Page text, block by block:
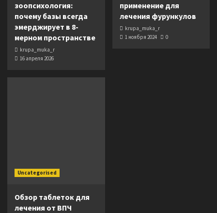
зоопсихология:
почему базы всегда
эмерджирует в 8-
мерном пространстве
krupa_muka_r
16 апреля 2026
применение для
лечения фурункулов
krupa_muka_r
1 ноября 2024
0
Uncategorised
Обзор таблеток для
лечения от ВПЧ